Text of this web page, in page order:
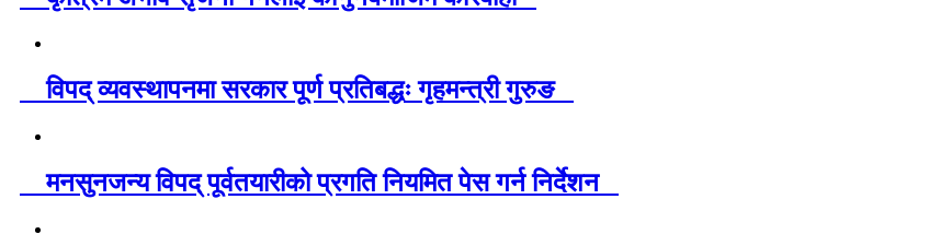
विपद् व्यवस्थापनमा सरकार पूर्ण प्रतिबद्धः गृहमन्त्री गुरुङ
मनसुनजन्य विपद् पूर्वतयारीको प्रगति नियमित पेस गर्न निर्देशन